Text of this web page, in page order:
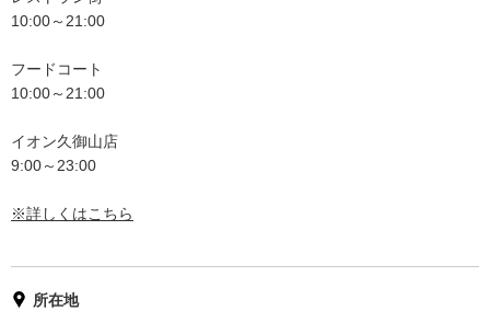
10:00～21:00
フードコート
10:00～21:00
イオン久御山店
9:00～23:00
※詳しくはこちら
所在地